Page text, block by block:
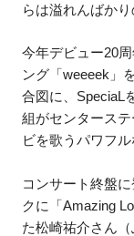
らは溢れんばか
今年デビュー20
ング「weeeek」
合図に、SpeciaL
組がセンタース
ビを歌うパワフ
コンサート終盤
クに「Amazing
た松崎祐介さん